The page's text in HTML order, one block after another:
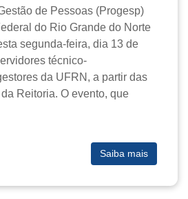
de Pessoas (Progesp)
do Rio Grande do Norte
segunda-feira, dia 13 de
técnico-
da UFRN, a partir das
Reitoria. O evento, que
Saiba mais